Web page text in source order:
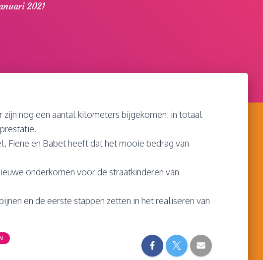
2021
zijn nog een aantal kilometers bijgekomen: in totaal
Fiene en Babet heeft dat het mooie bedrag van
onderkomen voor de straatkinderen van
en de eerste stappen zetten in het realiseren van